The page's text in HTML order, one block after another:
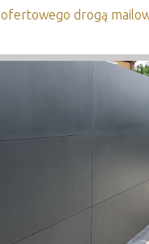
ofertowego drogą